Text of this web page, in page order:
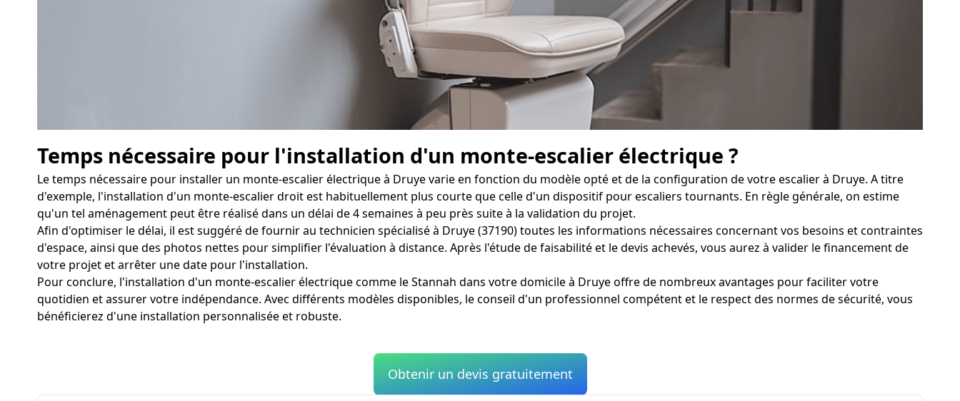
Temps nécessaire pour l'installation d'un monte-escalier électrique ?
Le temps nécessaire pour installer un monte-escalier électrique à Druye varie en fonction du modèle opté et de la configuration de votre escalier à Druye. A titre
d'exemple, l'installation d'un monte-escalier droit est habituellement plus courte que celle d'un dispositif pour escaliers tournants. En règle générale, on estime
qu'un tel aménagement peut être réalisé dans un délai de 4 semaines à peu près suite à la validation du projet.
Afin d'optimiser le délai, il est suggéré de fournir au technicien spécialisé à Druye (37190) toutes les informations nécessaires concernant vos besoins et contraintes
d'espace, ainsi que des photos nettes pour simplifier l'évaluation à distance. Après l'étude de faisabilité et le devis achevés, vous aurez à valider le financement de
votre projet et arrêter une date pour l'installation.
Pour conclure, l'installation d'un monte-escalier électrique comme le Stannah dans votre domicile à Druye offre de nombreux avantages pour faciliter votre
quotidien et assurer votre indépendance. Avec différents modèles disponibles, le conseil d'un professionnel compétent et le respect des normes de sécurité, vous
bénéficierez d'une installation personnalisée et robuste.
Obtenir un devis gratuitement